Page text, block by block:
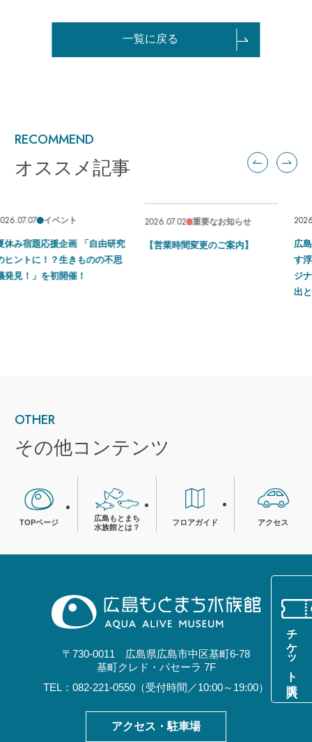
一覧に戻る
RECOMMEND
オススメ記事
由研究
の不思
2026.07.02 重要なお知らせ
【営業時間変更のご案内】
2026.06.23
広島もとまち水族館 ×「
す浮世絵展 HIROSHIMA
ジナル映像による没入型
出と浮世絵作品展示！
OTHER
その他コンテンツ
TOPページ
広島もとまち
水族館とは？
フロアガイド アクセス
〒730-0011 広島県広島市中区基町6-78
基町クレド・パセーラ 7F
TEL：082-221-0550（受付時間／10:00～19:00）
アクセス・駐車場
チケット購入